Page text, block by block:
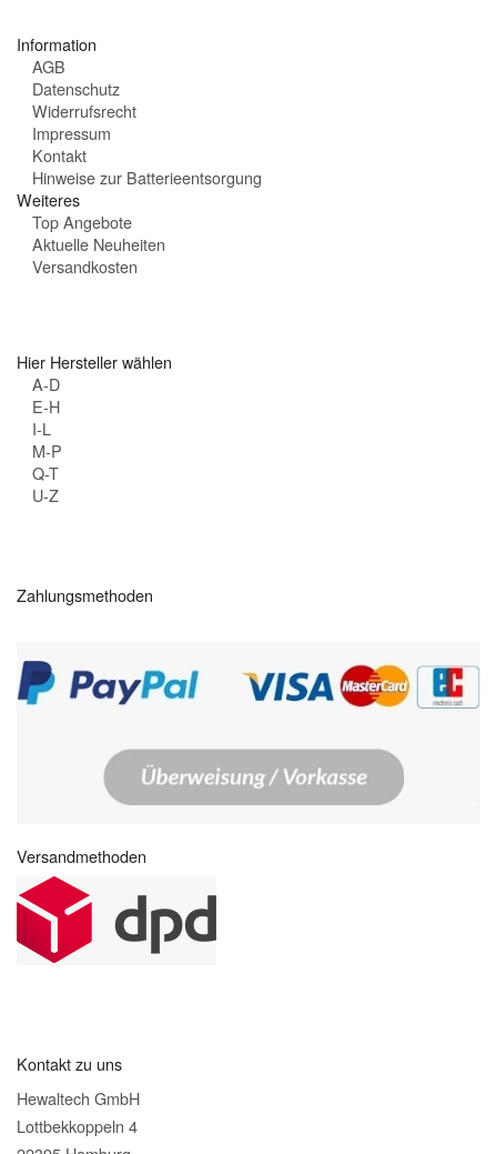
Information
AGB
Datenschutz
Widerrufsrecht
Impressum
Kontakt
Hinweise zur Batterieentsorgung
Weiteres
Top Angebote
Aktuelle Neuheiten
Versandkosten
Hier Hersteller wählen
A-D
E-H
I-L
M-P
Q-T
U-Z
Zahlungsmethoden
Versandmethoden
Kontakt zu uns
Hewaltech GmbH
Lottbekkoppeln 4